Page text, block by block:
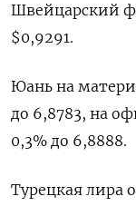
Швейцарский
$0,9291​.
Юань на
до 6,8783​, на
0,3% до 6,8888.
Турецкая лира